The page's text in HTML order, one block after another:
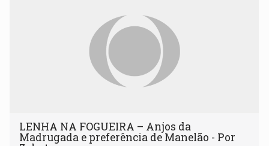
LENHA NA FOGUEIRA – Anjos da
Madrugada e preferência de Manelão - Por